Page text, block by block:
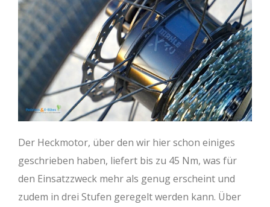
Der Heckmotor, über den wir hier schon einiges
geschrieben haben, liefert bis zu 45 Nm, was für
den Einsatzzweck mehr als genug erscheint und
zudem in drei Stufen geregelt werden kann. Über